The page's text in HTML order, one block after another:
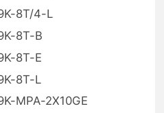
8T/4-L
8T-B
8T-E
8T-L
MPA-2X10GE